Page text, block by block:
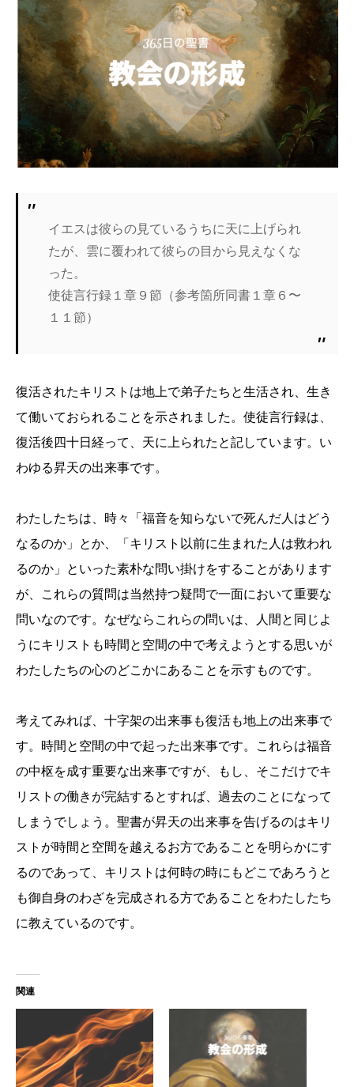
イエスは彼らの見ているうちに天に上げられ
たが、雲に覆われて彼らの目から見えなくな
った。
使徒言行録１章９節（参考箇所同書１章６〜
１１節）
復活されたキリストは地上で弟子たちと生活され、生き
て働いておられることを示されました。使徒言行録は、
復活後四十日経って、天に上られたと記しています。い
わゆる昇天の出来事です。
わたしたちは、時々「福音を知らないで死んだ人はどう
なるのか」とか、「キリスト以前に生まれた人は救われ
るのか」といった素朴な問い掛けをすることがあります
が、これらの質問は当然持つ疑問で一面において重要な
問いなのです。なぜならこれらの問いは、人間と同じよ
うにキリストも時間と空間の中で考えようとする思いが
わたしたちの心のどこかにあることを示すものです。
考えてみれば、十字架の出来事も復活も地上の出来事で
す。時間と空間の中で起った出来事です。これらは福音
の中枢を成す重要な出来事ですが、もし、そこだけでキ
リストの働きが完結するとすれば、過去のことになって
しまうでしょう。聖書が昇天の出来事を告げるのはキリ
ストが時間と空間を越えるお方であることを明らかにす
るのであって、キリストは何時の時にもどこであろうと
も御自身のわざを完成される方であることをわたしたち
に教えているのです。
関連